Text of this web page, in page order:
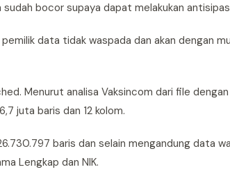
bocor supaya dapat melakukan
data tidak waspada dan akan dengan
Menurut analisa Vaksincom dari file
juta baris dan 12 kolom.
baris dan selain mengandung data
Lengkap dan NIK.